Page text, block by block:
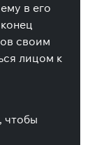
в его
своим
лицом к
чтобы